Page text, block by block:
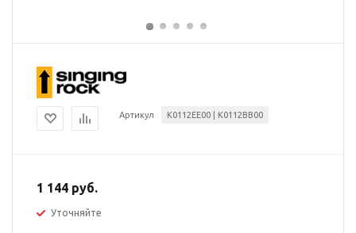
Артикул K0112EE00 | K0112BB00
1 144 руб.
Уточняйте